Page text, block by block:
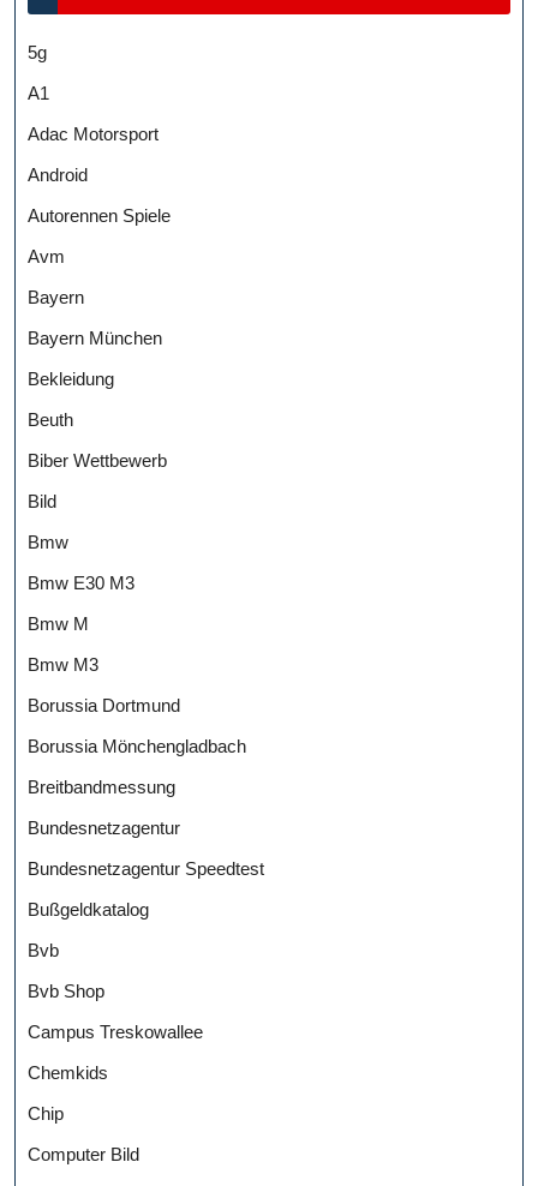
5g
A1
Adac Motorsport
Android
Autorennen Spiele
Avm
Bayern
Bayern München
Bekleidung
Beuth
Biber Wettbewerb
Bild
Bmw
Bmw E30 M3
Bmw M
Bmw M3
Borussia Dortmund
Borussia Mönchengladbach
Breitbandmessung
Bundesnetzagentur
Bundesnetzagentur Speedtest
Bußgeldkatalog
Bvb
Bvb Shop
Campus Treskowallee
Chemkids
Chip
Computer Bild